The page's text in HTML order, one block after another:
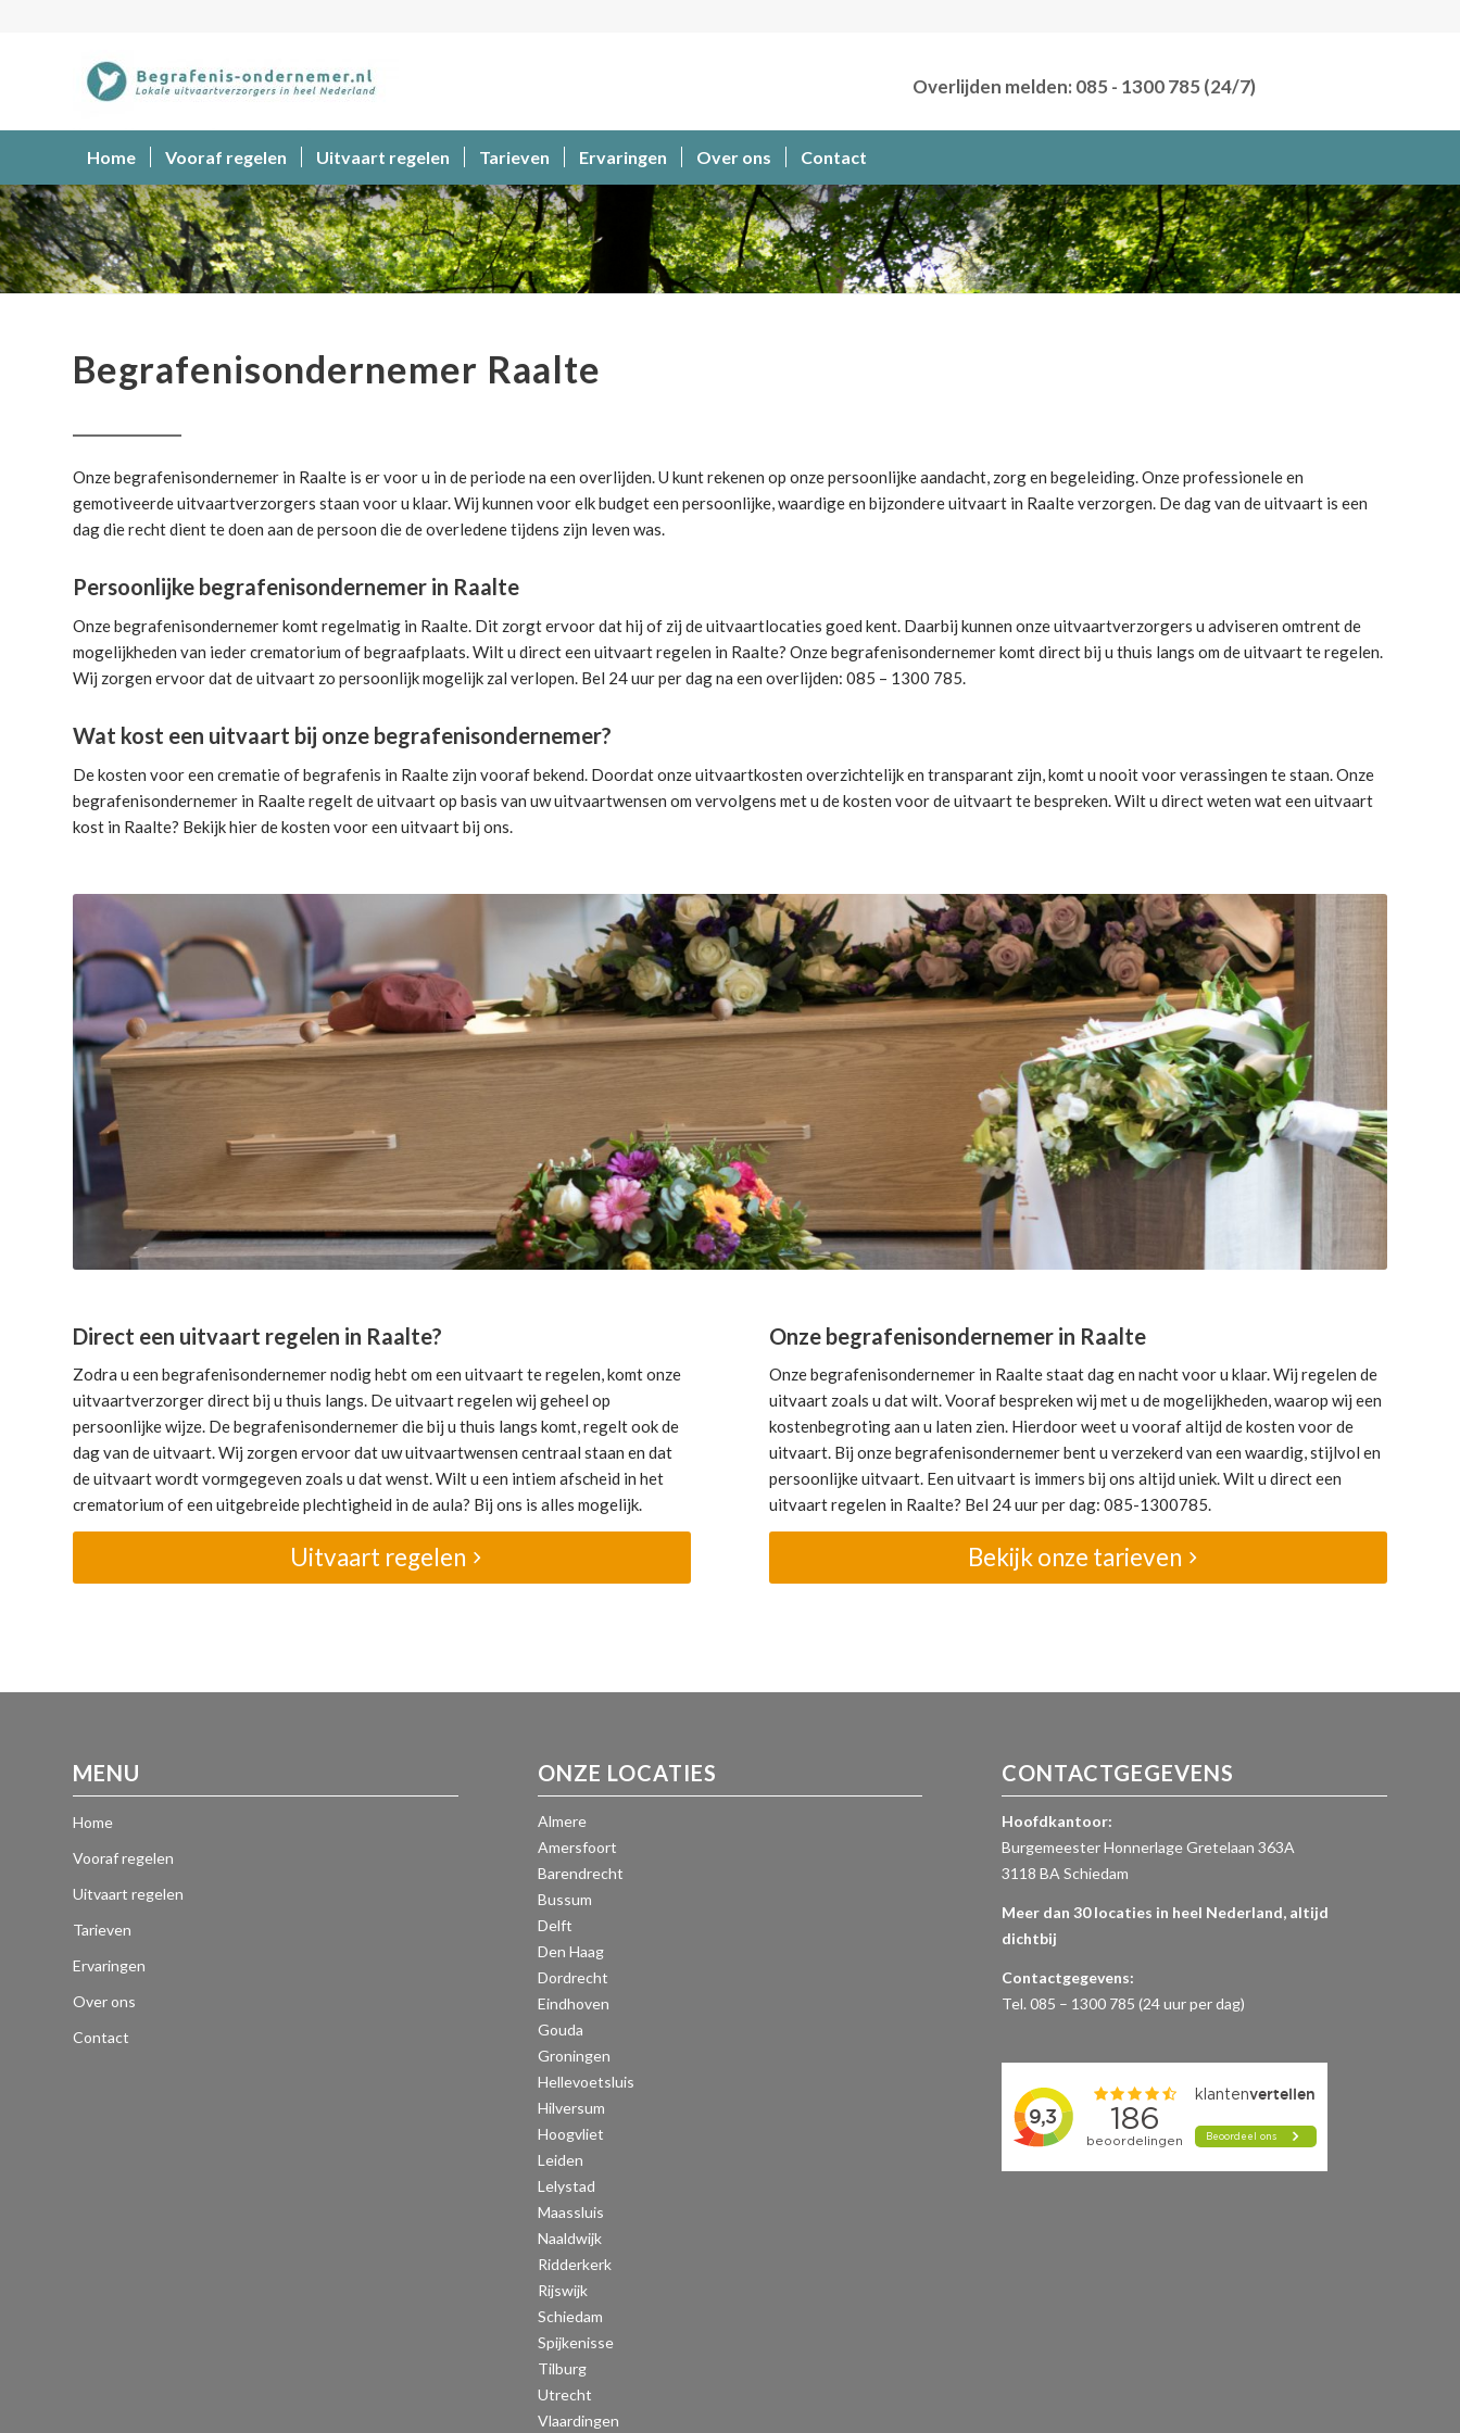
Overlijden melden: 085 - 1300 785 (24/7)
Home Vooraf regelen Uitvaart regelen Tarieven Ervaringen Over ons Contact
Begrafenisondernemer Raalte
Onze begrafenisondernemer in Raalte is er voor u in de periode na een overlijden. U kunt rekenen op onze persoonlijke aandacht, zorg en begeleiding.Onze professionele en
gemotiveerde uitvaartverzorgers staan voor u klaar. Wij kunnen voor elk budget een persoonlijke, waardige en bijzondere uitvaart in Raalte verzorgen. De dag van de uitvaart is een
dag die recht dient te doen aan de persoon die de overledene tijdens zijn leven was.
Persoonlijke begrafenisondernemer in Raalte
Onze begrafenisondernemer komt regelmatig in Raalte. Dit zorgt ervoor dat hij of zij de uitvaartlocaties goed kent. Daarbij kunnen onze uitvaartverzorgers u adviseren omtrent de
mogelijkheden van ieder crematorium of begraafplaats. Wilt u direct een uitvaart regelen in Raalte? Onze begrafenisondernemer komt direct bij u thuis langs om de uitvaart te regelen.
Wij zorgen ervoor dat de uitvaart zo persoonlijk mogelijk zal verlopen. Bel 24 uur per dag na een overlijden: 085 – 1300 785.
Wat kost een uitvaart bij onze begrafenisondernemer?
De kosten voor een crematie of begrafenis in Raalte zijn vooraf bekend. Doordat onze uitvaartkosten overzichtelijk en transparant zijn, komt u nooit voor verassingen te staan. Onze
begrafenisondernemer in Raalteregelt de uitvaartop basis van uw uitvaartwensen om vervolgens met u de kosten voor de uitvaart te bespreken. Wilt u direct weten wat een uitvaart
kost in Raalte? Bekijk hier dekosten voor een uitvaartbij ons.
Direct een uitvaart regelen in Raalte?
Zodra u een begrafenisondernemer nodig hebt om een uitvaart te regelen, komt onze
uitvaartverzorger direct bij u thuis langs. De uitvaart regelen wij geheel op
persoonlijke wijze. De begrafenisondernemer die bij u thuis langs komt, regelt ook de
dag van de uitvaart. Wij zorgen ervoor dat uw uitvaartwensen centraal staan en dat
de uitvaart wordt vormgegeven zoals u dat wenst. Wilt u een intiem afscheid in het
crematorium of een uitgebreide plechtigheid in de aula? Bij ons is alles mogelijk.
Uitvaart regelen
Onze begrafenisondernemer in Raalte
Onze begrafenisondernemer in Raalte staat dag en nacht voor u klaar. Wij regelen de
uitvaart zoals u dat wilt. Vooraf bespreken wij met u de mogelijkheden, waarop wij een
kostenbegroting aan u laten zien. Hierdoor weet u vooraf altijd de kosten voor de
uitvaart. Bij onze begrafenisondernemer bent u verzekerd van een waardig, stijlvol en
persoonlijke uitvaart. Een uitvaart is immers bij ons altijd uniek. Wilt u direct een
uitvaart regelen in Raalte? Bel 24 uur per dag: 085-1300785.
Bekijk onze tarieven
MENU
Home
Vooraf regelen
Uitvaart regelen
Tarieven
Ervaringen
Over ons
Contact
ONZE LOCATIES
Almere
Amersfoort
Barendrecht
Bussum
Delft
Den Haag
Dordrecht
Eindhoven
Gouda
Groningen
Hellevoetsluis
Hilversum
Hoogvliet
Leiden
Lelystad
Maassluis
Naaldwijk
Ridderkerk
Rijswijk
Schiedam
Spijkenisse
Tilburg
Utrecht
Vlaardingen
CONTACTGEGEVENS
Hoofdkantoor:
Burgemeester Honnerlage Gretelaan 363A
3118 BA Schiedam
Meer dan 30 locaties in heel Nederland, altijd
dichtbij
Contactgegevens:
Tel. 085 – 1300 785 (24 uur per dag)